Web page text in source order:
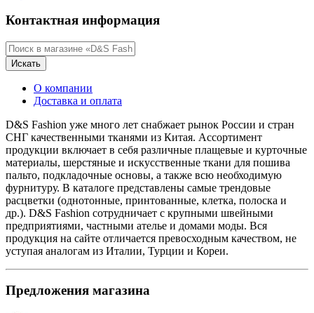
Контактная информация
Искать
О компании
Доставка и оплата
D&S Fashion уже много лет снабжает рынок России и стран
СНГ качественными тканями из Китая. Ассортимент
продукции включает в себя различные плащевые и курточные
материалы, шерстяные и искусственные ткани для пошива
пальто, подкладочные основы, а также всю необходимую
фурнитуру. В каталоге представлены самые трендовые
расцветки (однотонные, принтованные, клетка, полоска и
др.). D&S Fashion сотрудничает с крупными швейными
предприятиями, частными ателье и домами моды. Вся
продукция на сайте отличается превосходным качеством, не
уступая аналогам из Италии, Турции и Кореи.
Предложения магазина